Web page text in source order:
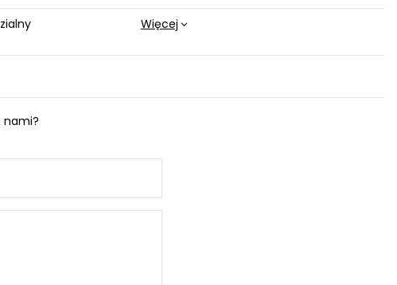
Więcej
nami?